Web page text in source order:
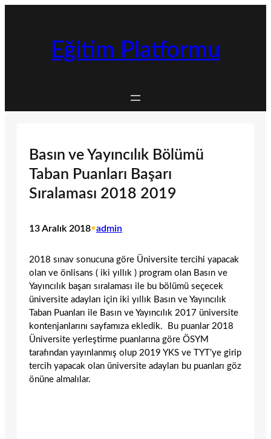
Eğitim Platformu
Basın ve Yayıncılık Bölümü
Taban Puanları Başarı
Sıralaması 2018 2019
13 Aralık 2018•admin
2018 sınav sonucuna göre Üniversite tercihi yapacak
olan ve önlisans ( iki yıllık ) program olan Basın ve
Yayıncılık başarı sıralaması ile bu bölümü seçecek
üniversite adayları için iki yıllık Basın ve Yayıncılık
Taban Puanları ile Basın ve Yayıncılık 2017 üniversite
kontenjanlarını sayfamıza ekledik. Bu puanlar 2018
Üniversite yerleştirme puanlarına göre ÖSYM
tarafından yayınlanmış olup 2019 YKS ve TYT’ye girip
tercih yapacak olan üniversite adayları bu puanları göz
önüne almalılar.